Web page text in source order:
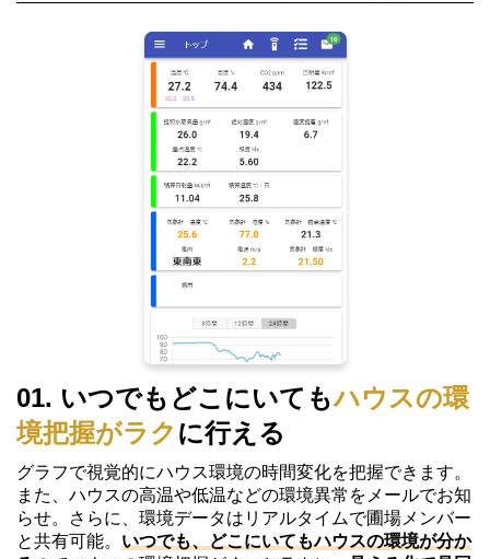
01. いつでもどこにいてもハウスの環
境把握がラク に行える
グラフで視覚的にハウス環境の時間変化を把握できます。
また、ハウスの高温や低温などの環境異常をメールでお知
らせ。さらに、環境データはリアルタイムで圃場メンバー
と共有可能。 いつでも、どこにいてもハウスの環境が分か